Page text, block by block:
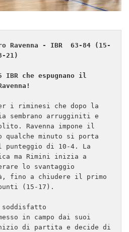
Ravenna - IBR  63-84 (15-
21)
che espugnano il
i riminesi che dopo la
sembrano arrugginiti e
Ravenna impone il
qualche minuto si porta
di 10-4. La
ma Rimini inizia a
lo svantaggio
fino a chiudere il primo
(15-17).
soddisfatto
in campo dai suoi
di partita e decide di